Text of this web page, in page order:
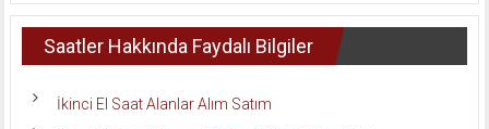
Saatler Hakkında Faydalı Bilgiler
İkinci El Saat Alanlar Alım Satım